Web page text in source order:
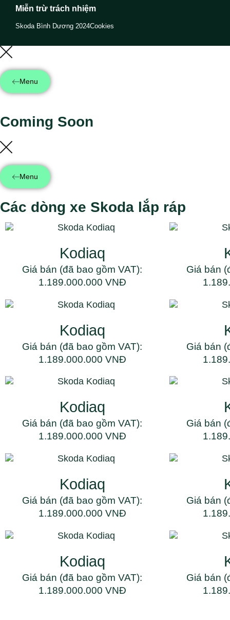
Miễn trừ trách nhiệm
Skoda Bình Dương 2024Cookies
Menu
Coming Soon
Menu
Các dòng xe Skoda lắp ráp
Kodiaq
Giá bán (đã bao gồm VAT):
1.189.000.000 VNĐ
Giá bán
Kodiaq
Giá bán (đã bao gồm VAT):
1.189.000.000 VNĐ
Giá bán
Kodiaq
Giá bán (đã bao gồm VAT):
1.189.000.000 VNĐ
Giá bán
Kodiaq
Giá bán (đã bao gồm VAT):
1.189.000.000 VNĐ
Giá bán
Kodiaq
Giá bán (đã bao gồm VAT):
1.189.000.000 VNĐ
Giá bán